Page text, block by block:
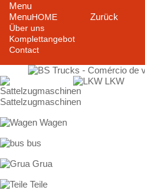
Menu
Menu
Zurück
HOME
Über uns
Komplettangebot
Contact
Sattelzugmaschinen
LKW
Wagen
bus
Grua
Teile